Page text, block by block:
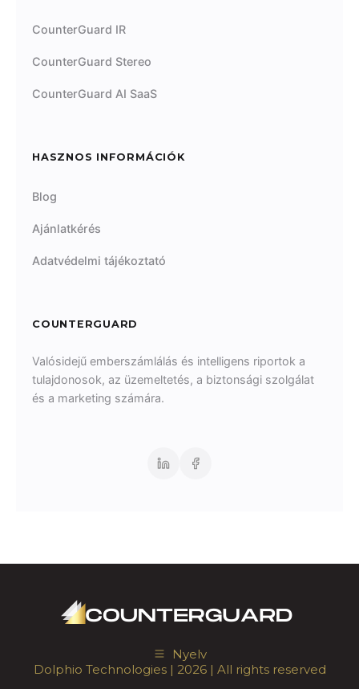
CounterGuard IR
CounterGuard Stereo
CounterGuard AI SaaS
HASZNOS INFORMÁCIÓK
Blog
Ajánlatkérés
Adatvédelmi tájékoztató
COUNTERGUARD
Valósidejű emberszámlálás és intelligens riportok a
tulajdonosok, az üzemeltetés, a biztonsági szolgálat
és a marketing számára.
Nyelv
Dolphio Technologies | 2026 | All rights reserved